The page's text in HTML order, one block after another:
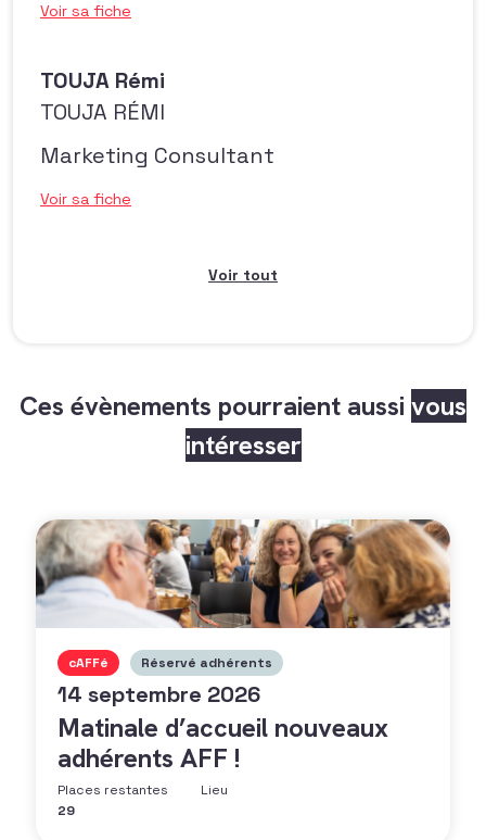
Voir sa fiche
TOUJA Rémi
TOUJA RÉMI
Marketing Consultant
Voir sa fiche
Voir tout
Ces évènements pourraient aussi vous
intéresser
cAFFé Réservé adhérents
14 septembre 2026
Matinale d’accueil nouveaux
adhérents AFF !
Places restantes
29
Lieu